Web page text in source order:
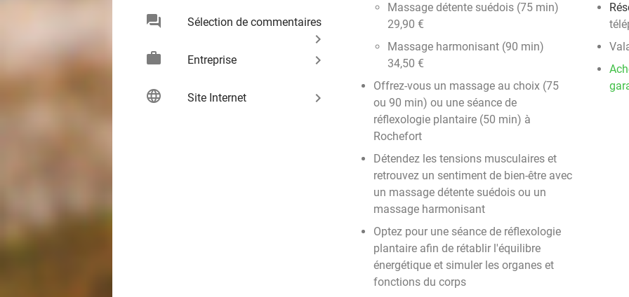
chat Sélection de commentaires
keyboard_arrow_right
work
Entreprise keyboard_arrow_right
language Site Internet keyboard_arrow_right
Massage détente suédois (75 min)
29,90 €
Massage harmonisant (90 min)
34,50 €
Offrez-vous un massage au choix (75
ou 90 min) ou une séance de
réflexologie plantaire (50 min) à
Rochefort
Détendez les tensions musculaires et
retrouvez un sentiment de bien-être avec
un massage détente suédois ou un
massage harmonisant
Optez pour une séance de réflexologie
plantaire afin de rétablir l'équilibre
énergétique et simuler les organes et
fonctions du corps